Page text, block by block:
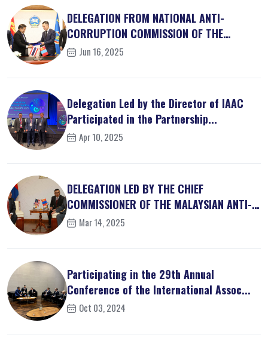
DELEGATION FROM NATIONAL ANTI-
CORRUPTION COMMISSION OF THE
KINGDOM OF ...
Jun 16, 2025
Delegation Led by the Director of IAAC
Participated in the Partnership...
Apr 10, 2025
DELEGATION LED BY THE CHIEF
COMMISSIONER OF THE MALAYSIAN ANTI-
CORRUPT...
Mar 14, 2025
Participating in the 29th Annual
Conference of the International Assoc...
Oct 03, 2024